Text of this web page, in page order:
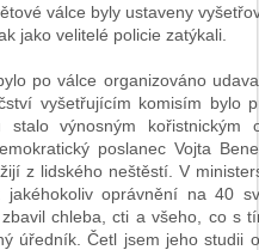
válce byly ustaveny
jako velitelé policie zatýkali.
po válce organizováno
vyšetřujícím komisím bylo
stalo výnosným
poslanec Vojta
z lidského neštěstí. V
jakéhokoliv oprávnění na 40
chleba, cti a všeho, co s
úředník. Četl jsem jeho